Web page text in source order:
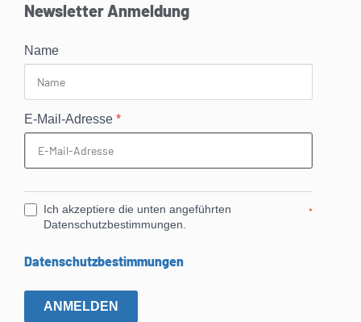
Newsletter Anmeldung
Name
E-Mail-Adresse *
Ich akzeptiere die unten angeführten
Datenschutzbestimmungen.
*
Datenschutzbestimmungen
ANMELDEN